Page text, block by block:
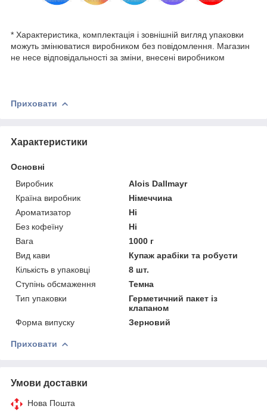
* Характеристика, комплектація і зовнішній вигляд упаковки
можуть змінюватися виробником без повідомлення. Магазин
не несе відповідальності за зміни, внесені виробником
Приховати
Характеристики
Основні
Виробник
Alois Dallmayr
Країна виробник
Німеччина
Ароматизатор
Ні
Без кофеїну
Ні
Вага
1000 г
Вид кави
Купаж арабіки та робусти
Кількість в упаковці
8 шт.
Ступінь обсмаження
Темна
Тип упаковки
Герметичний пакет із
клапаном
Форма випуску
Зерновий
Приховати
Умови доставки
Нова Пошта